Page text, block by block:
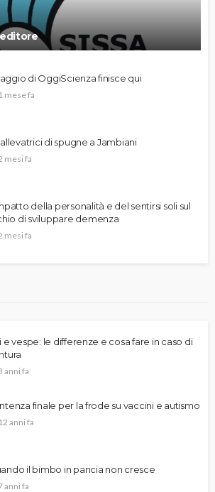
di OggiScienza finisce qui
1 mese fa
di spugne a Jambiani
mesi fa
della personalità e del sentirsi soli sul
di sviluppare demenza
mesi fa
e vespe: le differenze e cosa fare in caso di
anni fa
finale per la frode su vaccini e autismo
12 anni fa
il bimbo in pancia non cresce
anni fa